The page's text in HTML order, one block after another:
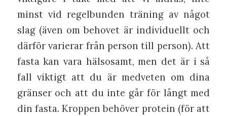
minst vid regelbunden träning av något
slag (även om behovet är individuellt och
därför varierar från person till person). Att
fasta kan vara hälsosamt, men det är i så
fall viktigt att du är medveten om dina
gränser och att du inte går för långt med
din fasta. Kroppen behöver protein (för att